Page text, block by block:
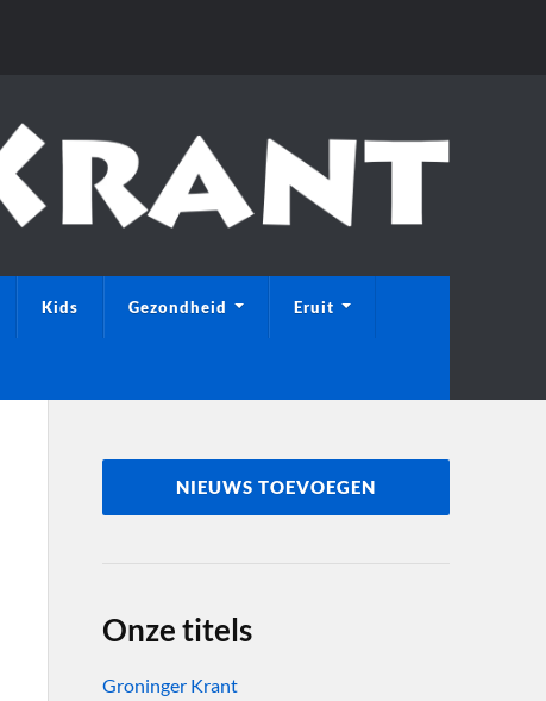
Kids Gezondheid Eruit
NIEUWS TOEVOEGEN
Onze titels
Groninger Krant